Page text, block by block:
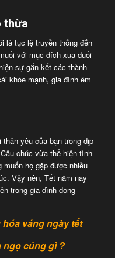
thừa
là tục lệ truyền thống đến
với mục đích xua đuổi
sự gắn kết các thành
khỏe mạnh, gia đình êm
yêu của bạn trong dịp
chúc vừa thể hiện tình
họ gặp được nhiều
Vậy nên, Tết năm nay
trong gia đình đồng
váng ngày tết
ngọ cúng gì ?